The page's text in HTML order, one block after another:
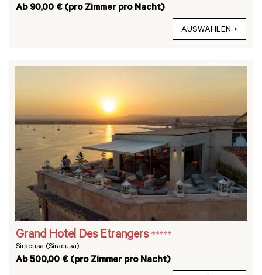
Ab 90,00 € (pro Zimmer pro Nacht)
AUSWÄHLEN
Grand Hotel Des Etrangers *****
Siracusa (Siracusa)
Ab 500,00 € (pro Zimmer pro Nacht)